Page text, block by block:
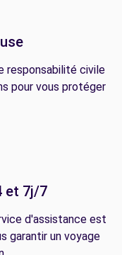
responsabilité civile
pour vous protéger
et 7j/7
d'assistance est
garantir un voyage